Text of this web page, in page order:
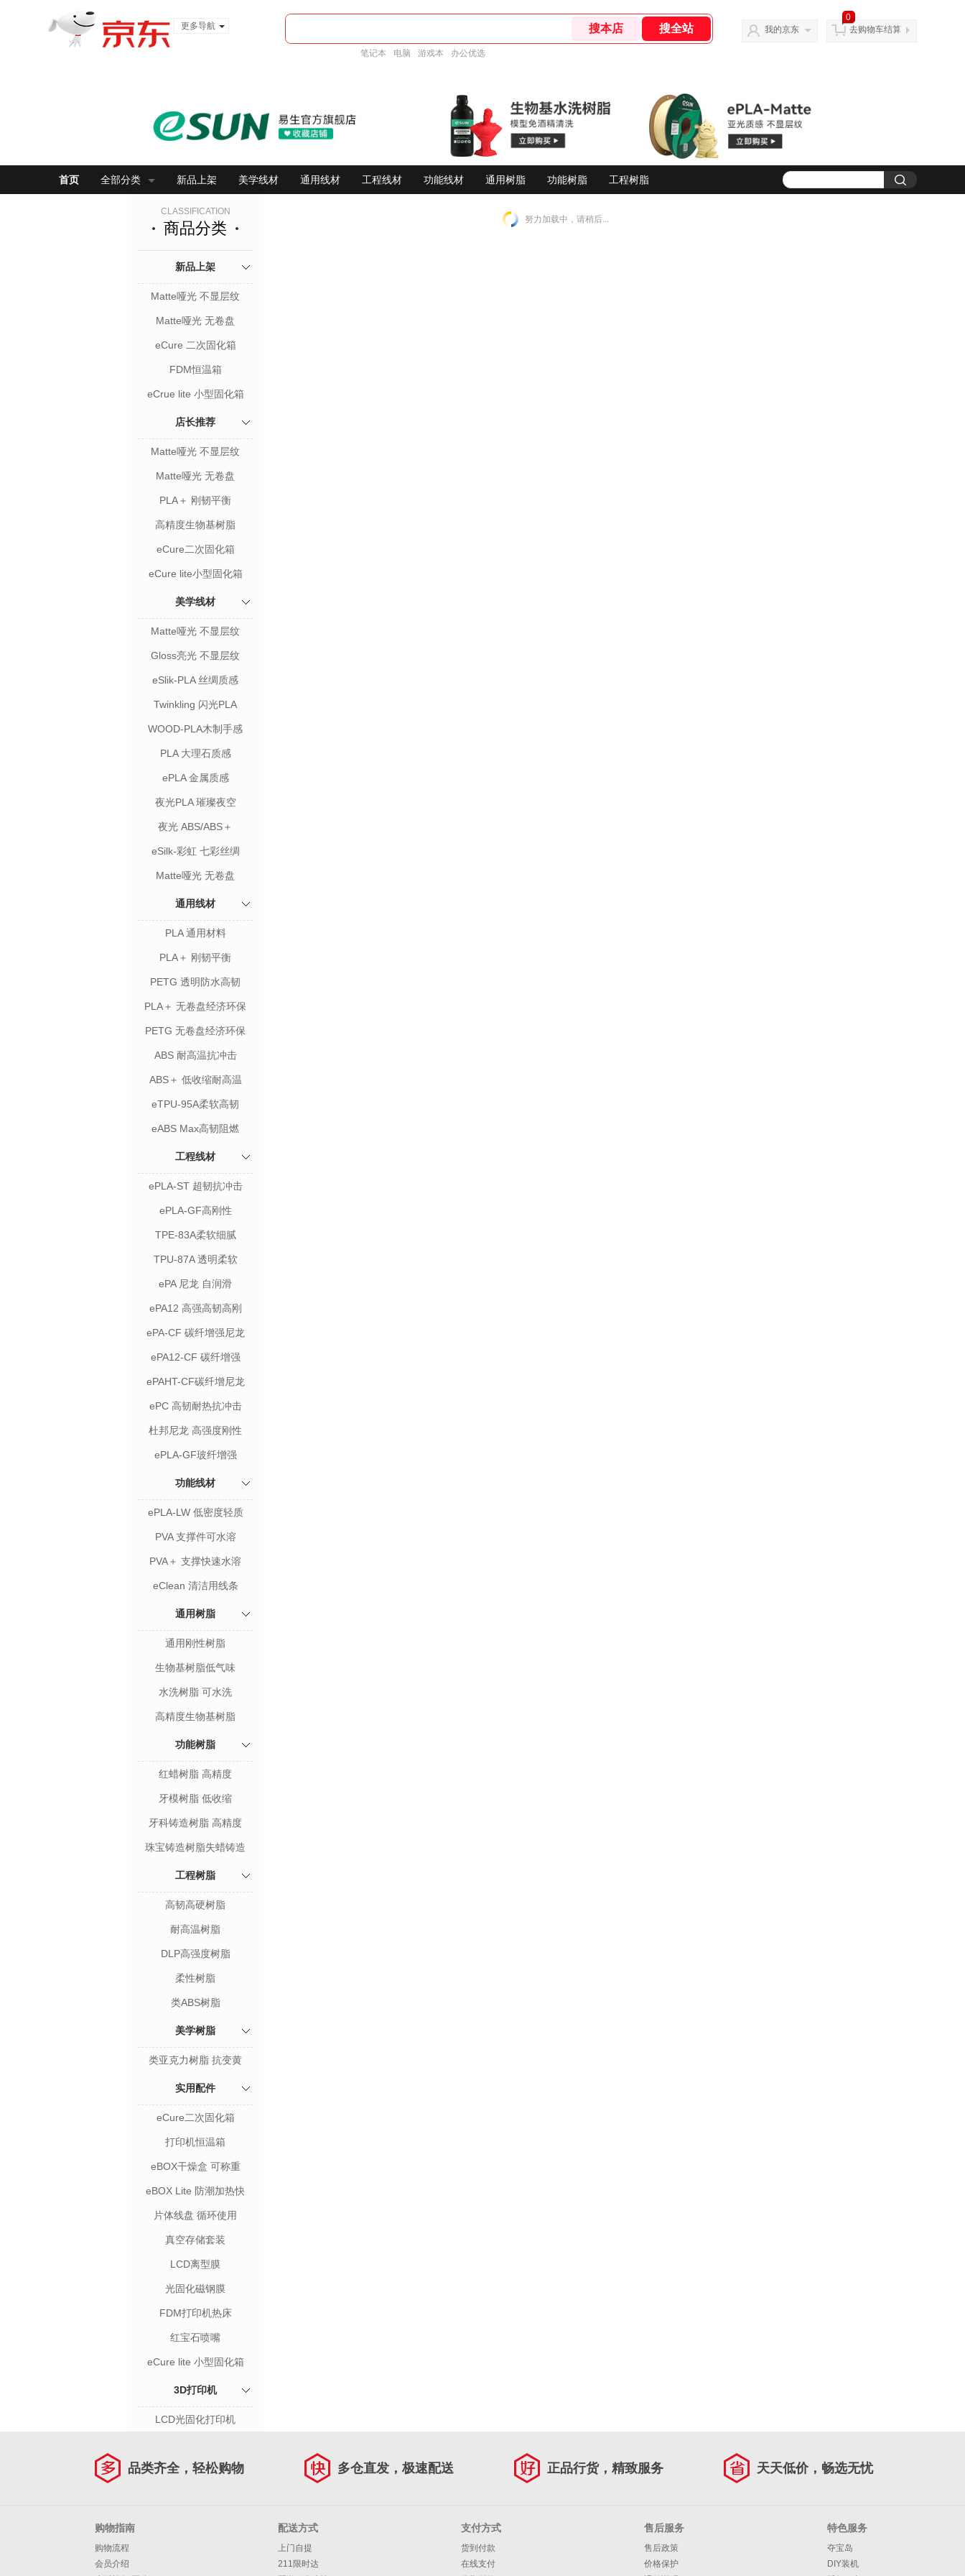
更多导航
笔记本 电脑 游戏本 办公优选
我的京东
0
去购物车结算
首页 全部分类 新品上架 美学线材 通用线材 工程线材 功能线材 通用树脂 功能树脂 工程树脂
CLASSIFICATION
商品分类
新品上架
Matte哑光 不显层纹
Matte哑光 无卷盘
eCure 二次固化箱
FDM恒温箱
eCrue lite 小型固化箱
店长推荐
Matte哑光 不显层纹
Matte哑光 无卷盘
PLA＋ 刚韧平衡
高精度生物基树脂
eCure二次固化箱
eCure lite小型固化箱
美学线材
Matte哑光 不显层纹
Gloss亮光 不显层纹
eSlik-PLA 丝绸质感
Twinkling 闪光PLA
WOOD-PLA木制手感
PLA 大理石质感
ePLA 金属质感
夜光PLA 璀璨夜空
夜光 ABS/ABS＋
eSilk-彩虹 七彩丝绸
Matte哑光 无卷盘
通用线材
PLA 通用材料
PLA＋ 刚韧平衡
PETG 透明防水高韧
PLA＋ 无卷盘经济环保
PETG 无卷盘经济环保
ABS 耐高温抗冲击
ABS＋ 低收缩耐高温
eTPU-95A柔软高韧
eABS Max高韧阻燃
工程线材
ePLA-ST 超韧抗冲击
ePLA-GF高刚性
TPE-83A柔软细腻
TPU-87A 透明柔软
ePA 尼龙 自润滑
ePA12 高强高韧高刚
ePA-CF 碳纤增强尼龙
ePA12-CF 碳纤增强
ePAHT-CF碳纤增尼龙
ePC 高韧耐热抗冲击
杜邦尼龙 高强度刚性
ePLA-GF玻纤增强
功能线材
ePLA-LW 低密度轻质
PVA 支撑件可水溶
PVA＋ 支撑快速水溶
eClean 清洁用线条
通用树脂
通用刚性树脂
生物基树脂低气味
水洗树脂 可水洗
高精度生物基树脂
功能树脂
红蜡树脂 高精度
牙模树脂 低收缩
牙科铸造树脂 高精度
珠宝铸造树脂失蜡铸造
工程树脂
高韧高硬树脂
耐高温树脂
DLP高强度树脂
柔性树脂
类ABS树脂
美学树脂
类亚克力树脂 抗变黄
实用配件
eCure二次固化箱
打印机恒温箱
eBOX干燥盒 可称重
eBOX Lite 防潮加热快
片体线盘 循环使用
真空存储套装
LCD离型膜
光固化磁钢膜
FDM打印机热床
红宝石喷嘴
eCure lite 小型固化箱
3D打印机
LCD光固化打印机
努力加载中，请稍后...
品类齐全，轻松购物 多仓直发，极速配送 正品行货，精致服务 天天低价，畅选无忧
购物指南
购物流程
会员介绍
配送方式
上门自提
211限时达
支付方式
货到付款
在线支付
售后服务
售后政策
价格保护
特色服务
夺宝岛
DIY装机